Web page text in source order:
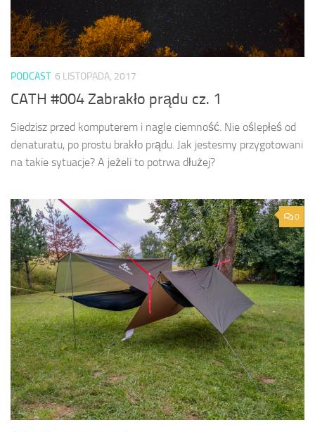
PODCAST 6 LISTOPADA, 2017
CATH #004 Zabrakło prądu cz. 1
Siedzisz przed komputerem i nagle ciemność. Nie oślepłeś od
denaturatu, po prostu brakło prądu. Jak jestesmy przygotowani
na takie sytuacje? A jeżeli to potrwa dłużej?
0